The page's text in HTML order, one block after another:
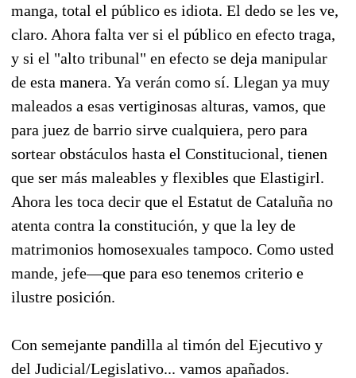
manga, total el público es idiota. El dedo se les ve,
claro. Ahora falta ver si el público en efecto traga,
y si el "alto tribunal" en efecto se deja manipular
de esta manera. Ya verán como sí. Llegan ya muy
maleados a esas vertiginosas alturas, vamos, que
para juez de barrio sirve cualquiera, pero para
sortear obstáculos hasta el Constitucional, tienen
que ser más maleables y flexibles que Elastigirl.
Ahora les toca decir que el Estatut de Cataluña no
atenta contra la constitución, y que la ley de
matrimonios homosexuales tampoco. Como usted
mande, jefe—que para eso tenemos criterio e
ilustre posición.
Con semejante pandilla al timón del Ejecutivo y
del Judicial/Legislativo... vamos apañados.